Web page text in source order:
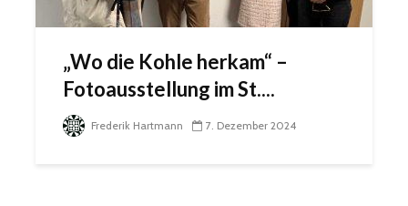
„Wo die Kohle herkam“ –
Fotoausstellung im St....
Frederik Hartmann 7. Dezember 2024